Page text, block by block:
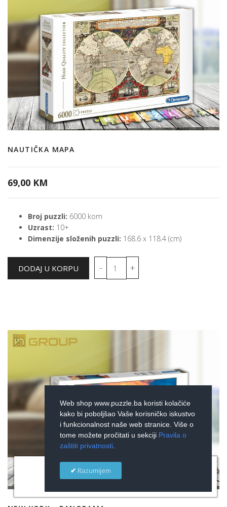
NAUTIČKA MAPA
69,00 KM
Broj puzzli: 6000 kom
Uzrast: 10+
Dimenzije složenih puzzli: 168.6 x 118.4 (cm)
Web shop www.puzzle.ba koristi kolačiće
kako bi poboljšao Vaše korisničko iskustvo
i funkcionalnost naše web stranice. Više o
tome možete pročitati u sekciji Pravila o
zaštiti privatnosti.
Razumijem